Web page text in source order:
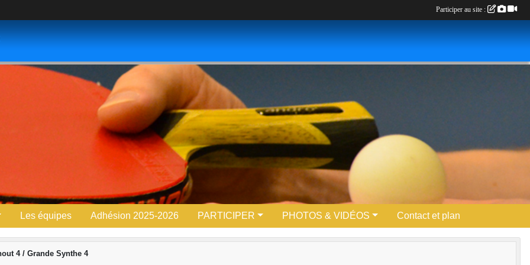
Les équipes Adhésion 2025-2026 PARTICIPER PHOTOS & VIDÉOS Contact et plan
4 / Grande Synthe 4
Participer au site :